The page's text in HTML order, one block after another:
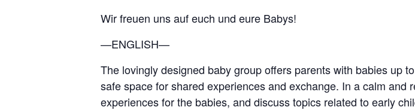
Wir freuen uns auf euch und eure Babys!
—ENGLISH—
The lovingly designed baby group offers parents with babies up
safe space for shared experiences and exchange. In a calm
experiences for the babies, and discuss topics related to early